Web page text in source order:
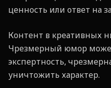
ценность или ответ на
Контент в креативных
Чрезмерный юмор
экспертность,
уничтожить характер.